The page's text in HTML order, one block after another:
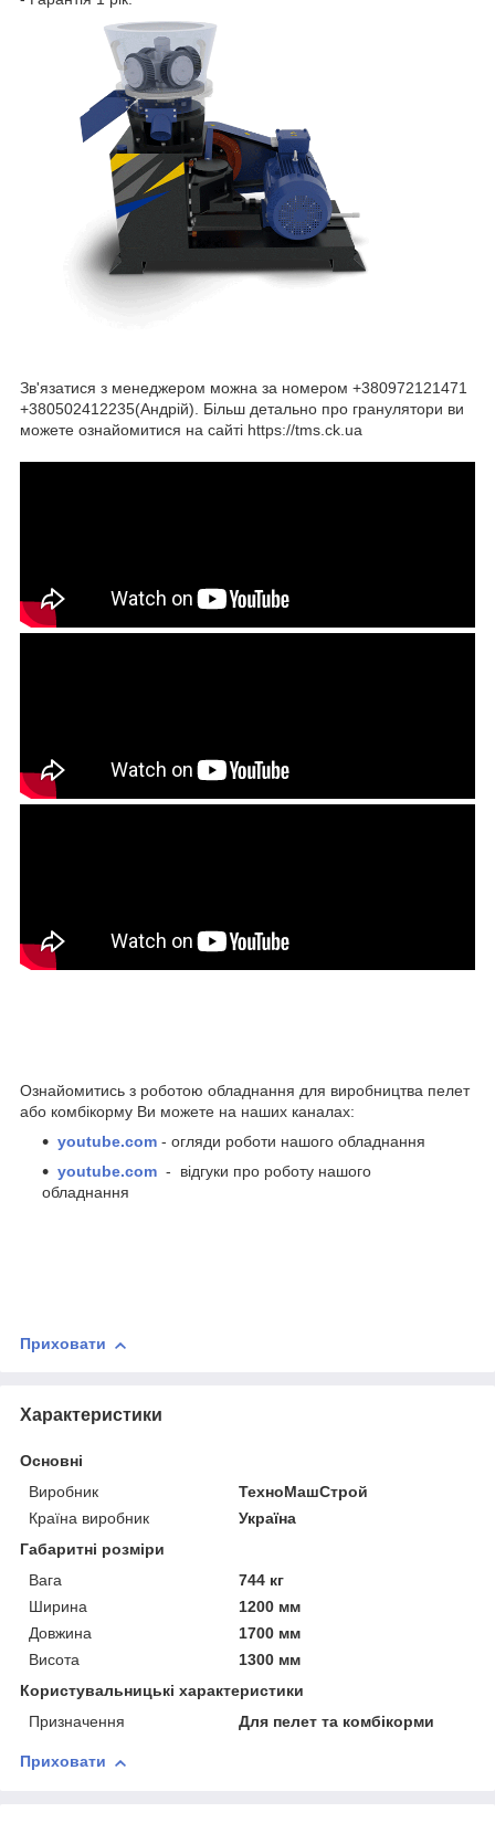
Зв'язатися з менеджером можна за номером +380972121471
+380502412235(Андрій). Більш детально про гранулятори ви
можете ознайомитися на сайті https://tms.ck.ua
Ознайомитись з роботою обладнання для виробництва пелет
або комбікорму Ви можете на наших каналах:
youtube.com - огляди роботи нашого обладнання
youtube.com - відгуки про роботу нашого
обладнання
Приховати
Характеристики
Основні
Виробник
ТехноМашСтрой
Країна виробник
Україна
Габаритні розміри
Вага
744 кг
Ширина
1200 мм
Довжина
1700 мм
Висота
1300 мм
Користувальницькі характеристики
Призначення
Для пелет та комбікорми
Приховати